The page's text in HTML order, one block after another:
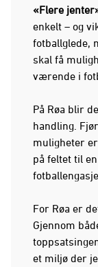
«Flere
enkelt – og
fotballglede,
skal få
værende i
På Røa blir
handling.
muligheter
på feltet til
For Røa er
Gjennom
et miljø der